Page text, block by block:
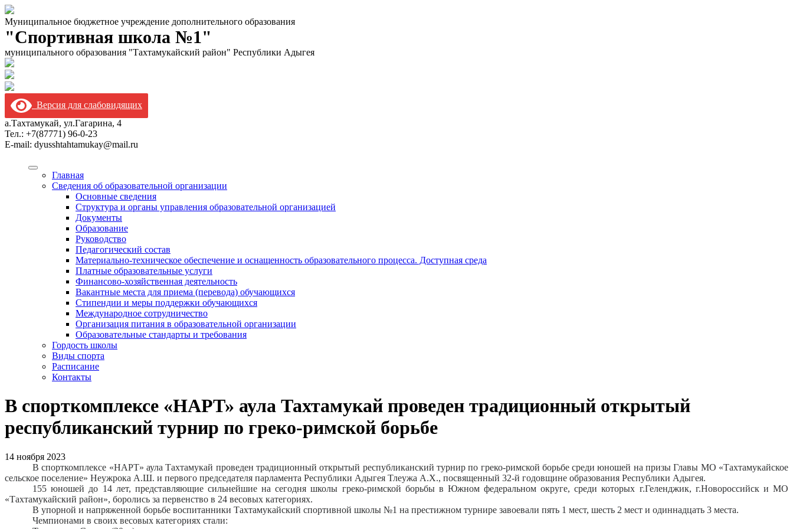
Муниципальное бюджетное учреждение дополнительного образования
"Спортивная школа №1"
муниципального образования "Тахтамукайский район" Республики Адыгея
Версия для слабовидящих
а.Тахтамукай, ул.Гагарина, 4
Тел.: +7(87771) 96-0-23
E-mail: dyusshtahtamukay@mail.ru
Главная
Сведения об образовательной организации
Основные сведения
Структура и органы управления образовательной организацией
Документы
Образование
Руководство
Педагогический состав
Материально-техническое обеспечение и оснащенность образовательного процесса. Доступная среда
Платные образовательные услуги
Финансово-хозяйственная деятельность
Вакантные места для приема (перевода) обучающихся
Стипендии и меры поддержки обучающихся
Международное сотрудничество
Организация питания в образовательной организации
Образовательные стандарты и требования
Гордость школы
Виды спорта
Расписание
Контакты
В спорткомплексе «НАРТ» аула Тахтамукай проведен традиционный открытый
республиканский турнир по греко-римской борьбе
14 ноября 2023
В спорткомплексе «НАРТ» аула Тахтамукай проведен традиционный открытый республиканский турнир по греко-римской борьбе среди юношей на призы Главы МО «Тахтамукайское
сельское поселение» Неужрока А.Ш. и первого председателя парламента Республики Адыгея Тлеужа А.Х., посвященный 32-й годовщине образования Республики Адыгея.
155 юношей до 14 лет, представляющие сильнейшие на сегодня школы греко-римской борьбы в Южном федеральном округе, среди которых г.Геленджик, г.Новороссийск и МО
«Тахтамукайский район», боролись за первенство в 24 весовых категориях.
В упорной и напряженной борьбе воспитанники Тахтамукайский спортивной школы №1 на престижном турнире завоевали пять 1 мест, шесть 2 мест и одиннадцать 3 места.
Чемпионами в своих весовых категориях стали: